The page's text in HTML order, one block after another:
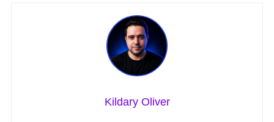
Kildary Oliver